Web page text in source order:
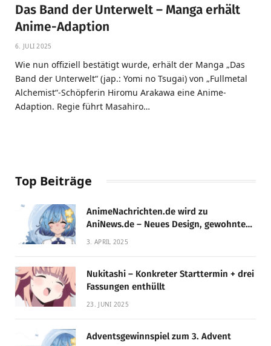
Das Band der Unterwelt – Manga erhält
Anime-Adaption
6. JULI 2025
Wie nun offiziell bestätigt wurde, erhält der Manga „Das
Band der Unterwelt“ (jap.: Yomi no Tsugai) von „Fullmetal
Alchemist“-Schöpferin Hiromu Arakawa eine Anime-
Adaption. Regie führt Masahiro…
Top Beiträge
AnimeNachrichten.de wird zu
AniNews.de – Neues Design, gewohnte
Qualität!
3. APRIL 2025
Nukitashi – Konkreter Starttermin + drei
Fassungen enthüllt
23. JUNI 2025
Adventsgewinnspiel zum 3. Advent